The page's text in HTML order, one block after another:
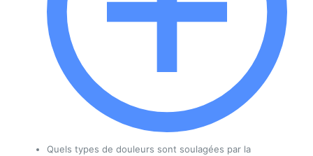
Quels types de douleurs sont soulagées par la